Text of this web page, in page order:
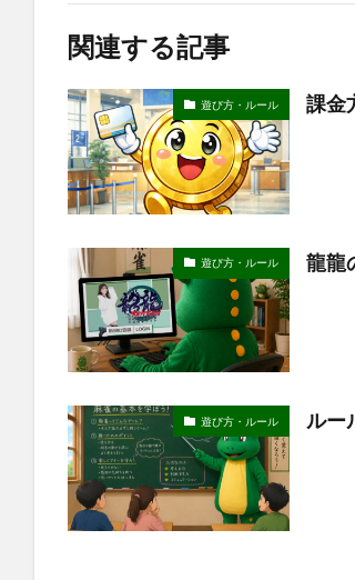
関連する記事
遊び方・ルール 課金
遊び方・ルール 龍龍
遊び方・ルール ルー